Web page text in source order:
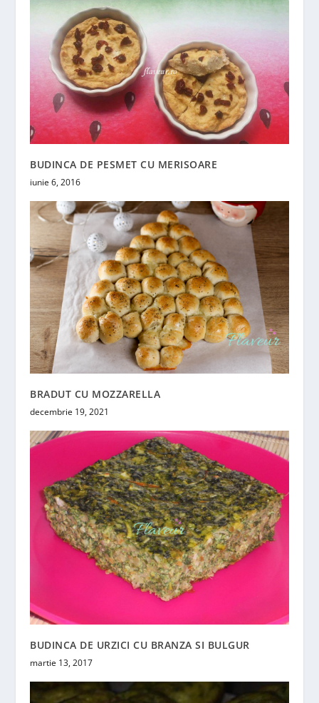
BUDINCA DE PESMET CU MERISOARE
iunie 6, 2016
BRADUT CU MOZZARELLA
decembrie 19, 2021
BUDINCA DE URZICI CU BRANZA SI BULGUR
martie 13, 2017